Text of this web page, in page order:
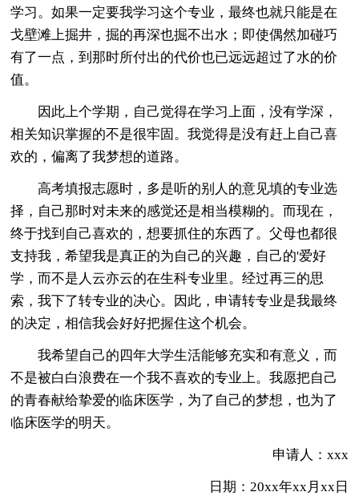
学习。如果一定要我学习这个专业，最终也就只能是在
戈壁滩上掘井，掘的再深也掘不出水；即使偶然加碰巧
有了一点，到那时所付出的代价也已远远超过了水的价
值。
因此上个学期，自己觉得在学习上面，没有学深，
相关知识掌握的不是很牢固。我觉得是没有赶上自己喜
欢的，偏离了我梦想的道路。
高考填报志愿时，多是听的别人的意见填的专业选
择，自己那时对未来的感觉还是相当模糊的。而现在，
终于找到自己喜欢的，想要抓住的东西了。父母也都很
支持我，希望我是真正的为自己的兴趣，自己的'爱好
学，而不是人云亦云的在生科专业里。经过再三的思
索，我下了转专业的决心。因此，申请转专业是我最终
的决定，相信我会好好把握住这个机会。
我希望自己的四年大学生活能够充实和有意义，而
不是被白白浪费在一个我不喜欢的专业上。我愿把自己
的青春献给挚爱的临床医学，为了自己的梦想，也为了
临床医学的明天。
申请人：xxx
日期：20xx年xx月xx日